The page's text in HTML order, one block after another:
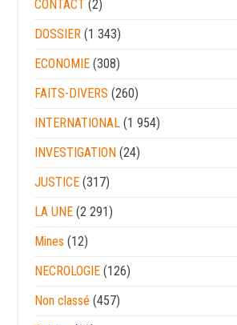
CONTACT (2)
DOSSIER (1 343)
ECONOMIE (308)
FAITS-DIVERS (260)
INTERNATIONAL (1 954)
INVESTIGATION (24)
JUSTICE (317)
LA UNE (2 291)
Mines (12)
NECROLOGIE (126)
Non classé (457)